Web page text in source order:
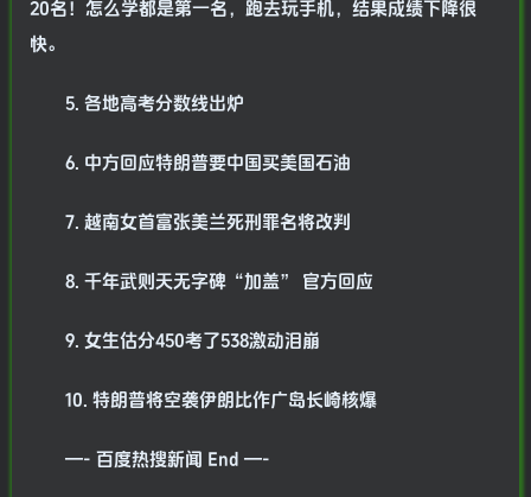
20名！怎么学都是第一名，跑去玩手机，结果成绩下降很
快。
5. 各地高考分数线出炉
6. 中方回应特朗普要中国买美国石油
7. 越南女首富张美兰死刑罪名将改判
8. 千年武则天无字碑“加盖” 官方回应
9. 女生估分450考了538激动泪崩
10. 特朗普将空袭伊朗比作广岛长崎核爆
—- 百度热搜新闻 End —-